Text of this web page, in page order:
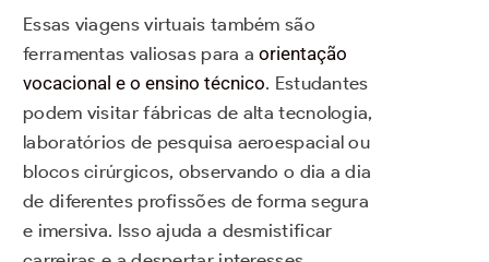
Essas viagens virtuais também são
ferramentas valiosas para aorientação
vocacional e o ensino técnico. Estudantes
podem visitar fábricas de alta tecnologia,
laboratórios de pesquisa aeroespacial ou
blocos cirúrgicos, observando o dia a dia
de diferentes profissões de forma segura
e imersiva. Isso ajuda a desmistificar